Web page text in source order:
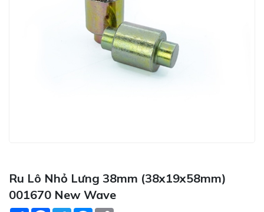
Ru Lô Nhỏ Lưng 38mm (38x19x58mm)
001670 New Wave